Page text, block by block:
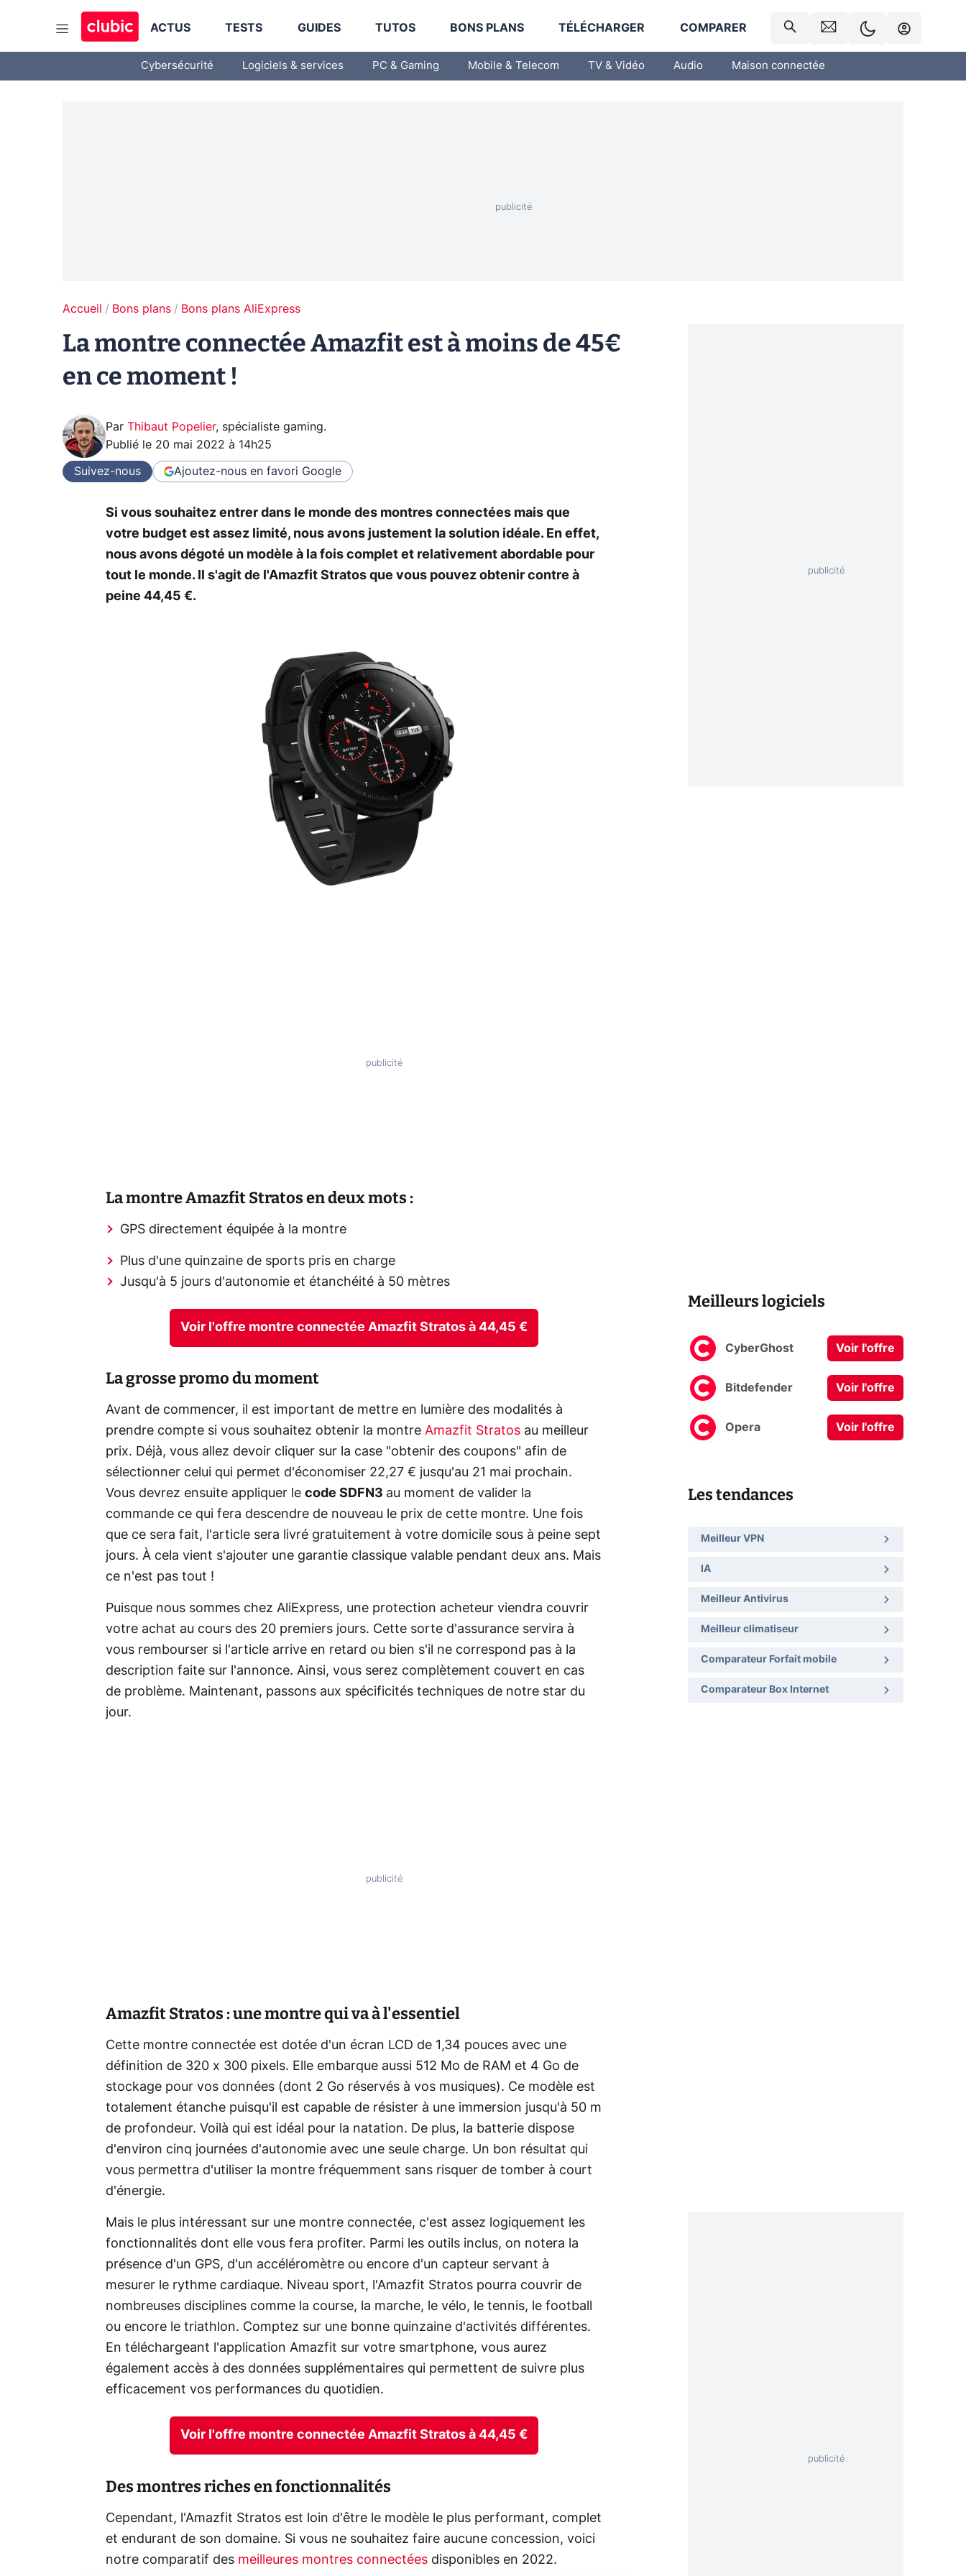
ACTUS TESTS GUIDES TUTOS BONS PLANS TÉLÉCHARGER COMPARER
Cybersécurité Logiciels & services PC & Gaming Mobile & Telecom TV & Vidéo Audio Maison connectée
Accueil Bons plans Bons plans AliExpress
La montre connectée Amazfit est à moins de 45€
en ce moment !
Par Thibaut Popelier, spécialiste gaming.
Publié le 20 mai 2022 à 14h25
Suivez-nous Ajoutez-nous en favori Google
Si vous souhaitez entrer dans le monde des montres connectées mais que
votre budget est assez limité, nous avons justement la solution idéale. En effet,
nous avons dégoté un modèle à la fois complet et relativement abordable pour
tout le monde. Il s'agit de l'Amazfit Stratos que vous pouvez obtenir contre à
peine 44,45 €.
La montre Amazfit Stratos en deux mots :
GPS directement équipée à la montre
Plus d'une quinzaine de sports pris en charge
Jusqu'à 5 jours d'autonomie et étanchéité à 50 mètres
Voir l'offre montre connectée Amazfit Stratos à 44,45 €
La grosse promo du moment
Avant de commencer, il est important de mettre en lumière des modalités à
prendre compte si vous souhaitez obtenir la montre Amazfit Stratos au meilleur
prix. Déjà, vous allez devoir cliquer sur la case "obtenir des coupons" afin de
sélectionner celui qui permet d'économiser 22,27 € jusqu'au 21 mai prochain.
Vous devrez ensuite appliquer le code SDFN3 au moment de valider la
commande ce qui fera descendre de nouveau le prix de cette montre. Une fois
que ce sera fait, l'article sera livré gratuitement à votre domicile sous à peine sept
jours. À cela vient s'ajouter une garantie classique valable pendant deux ans. Mais
ce n'est pas tout !
Puisque nous sommes chez AliExpress, une protection acheteur viendra couvrir
votre achat au cours des 20 premiers jours. Cette sorte d'assurance servira à
vous rembourser si l'article arrive en retard ou bien s'il ne correspond pas à la
description faite sur l'annonce. Ainsi, vous serez complètement couvert en cas
de problème. Maintenant, passons aux spécificités techniques de notre star du
jour.
Amazfit Stratos : une montre qui va à l'essentiel
Cette montre connectée est dotée d'un écran LCD de 1,34 pouces avec une
définition de 320 x 300 pixels. Elle embarque aussi 512 Mo de RAM et 4 Go de
stockage pour vos données (dont 2 Go réservés à vos musiques). Ce modèle est
totalement étanche puisqu'il est capable de résister à une immersion jusqu'à 50 m
de profondeur. Voilà qui est idéal pour la natation. De plus, la batterie dispose
d'environ cinq journées d'autonomie avec une seule charge. Un bon résultat qui
vous permettra d'utiliser la montre fréquemment sans risquer de tomber à court
d'énergie.
Mais le plus intéressant sur une montre connectée, c'est assez logiquement les
fonctionnalités dont elle vous fera profiter. Parmi les outils inclus, on notera la
présence d'un GPS, d'un accéléromètre ou encore d'un capteur servant à
mesurer le rythme cardiaque. Niveau sport, l'Amazfit Stratos pourra couvrir de
nombreuses disciplines comme la course, la marche, le vélo, le tennis, le football
ou encore le triathlon. Comptez sur une bonne quinzaine d'activités différentes.
En téléchargeant l'application Amazfit sur votre smartphone, vous aurez
également accès à des données supplémentaires qui permettent de suivre plus
efficacement vos performances du quotidien.
Voir l'offre montre connectée Amazfit Stratos à 44,45 €
Des montres riches en fonctionnalités
Cependant, l'Amazfit Stratos est loin d'être le modèle le plus performant, complet
et endurant de son domaine. Si vous ne souhaitez faire aucune concession, voici
notre comparatif des meilleures montres connectées disponibles en 2022.
Meilleurs logiciels
CyberGhost Voir l'offre
Bitdefender Voir l'offre
Opera Voir l'offre
Les tendances
Meilleur VPN
IA
Meilleur Antivirus
Meilleur climatiseur
Comparateur Forfait mobile
Comparateur Box Internet